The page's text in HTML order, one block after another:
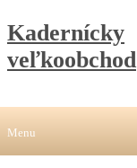
Kadernícky
veľkoobchod
Menu